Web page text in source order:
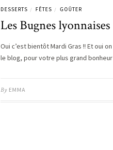
DESSERTS / FÊTES / GOÛTER
Les Bugnes lyonnaises
Oui c’est bientôt Mardi Gras !! Et oui
le blog, pour votre plus grand
By EMMA